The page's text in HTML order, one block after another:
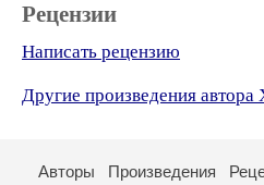
Рецензии
Написать рецензию
Другие произведения автора
Авторы Произведения